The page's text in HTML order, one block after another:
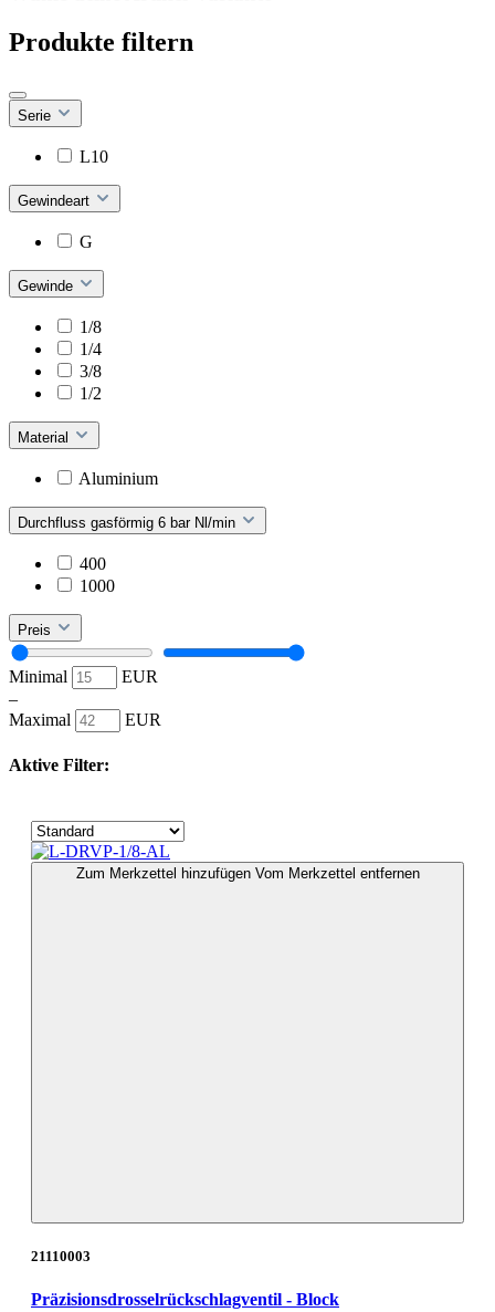
Produkte filtern
Serie
L10
Gewindeart
G
Gewinde
1/8
1/4
3/8
1/2
Material
Aluminium
Durchfluss gasförmig 6 bar Nl/min
400
1000
Preis
Minimal
EUR
–
Maximal
EUR
Aktive Filter:
Zum Merkzettel hinzufügen Vom Merkzettel entfernen
21110003
Präzisionsdrosselrückschlagventil - Block